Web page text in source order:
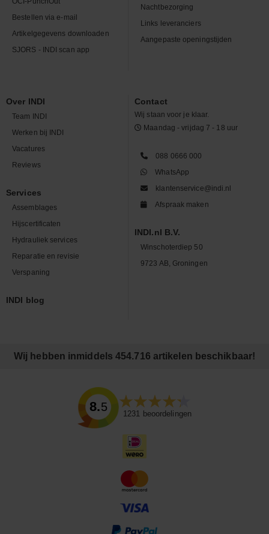
Bestellen via e-mail
Artikelgegevens downloaden
SJORS - INDI scan app
Nachtbezorging
Links leveranciers
Aangepaste openingstijden
Over INDI
Team INDI
Werken bij INDI
Vacatures
Reviews
Services
Assemblages
Hijscertificaten
Hydrauliek services
Reparatie en revisie
Verspaning
INDI blog
Contact
Wij staan voor je klaar.
Maandag - vrijdag 7 - 18 uur
088 0666 000
WhatsApp
klantenservice@indi.nl
Afspraak maken
INDI.nl B.V.
Winschoterdiep 50
9723 AB, Groningen
Wij hebben inmiddels 454.716 artikelen beschikbaar!
8.5
1231 beoordelingen